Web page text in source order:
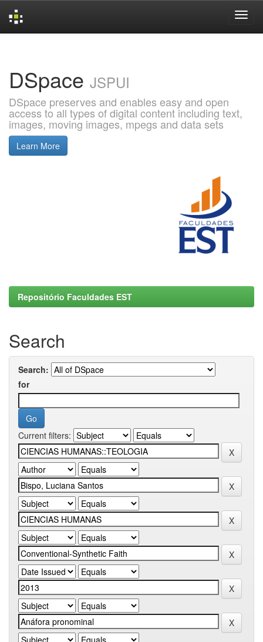
DSpace JSPUI
DSpace preserves and enables easy and open
access to all types of digital content including text,
images, moving images, mpegs and data sets
Learn More
Repositório Faculdades EST
Search
Search:
for
Current filters: